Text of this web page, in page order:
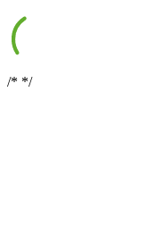
/* */